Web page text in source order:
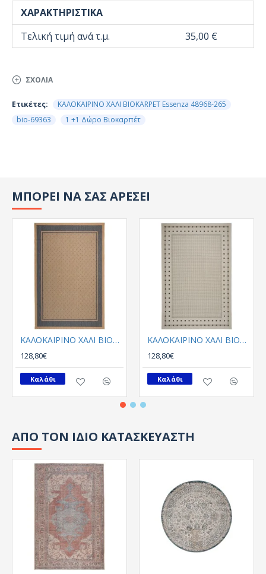
ΧΑΡΑΚΤΗΡΙΣΤΙΚΆ
Τελική τιμή ανά τ.μ.
35,00 €
ΣΧΌΛΙΑ
Ετικέτες:
ΚΑΛΟΚΑΙΡΙΝΟ ΧΑΛΙ BIOKARPET Essenza 48968-265
bio-69363
1 +1 Δώρο Βιοκαρπέτ
ΜΠΟΡΕΙ ΝΑ ΣΑΣ ΑΡΕΣΕΙ
ΚΑΛΟΚΑΙΡΙΝΟ ΧΑΛΙ BIOKARPET Essenza 0808-220
128,80€
Καλάθι
ΚΑΛΟΚΑΙΡΙΝΟ ΧΑΛΙ BIOKARPET Essenza 4840-60
128,80€
Καλάθι
ΑΠΟ ΤΟΝ ΙΔΙΟ ΚΑΤΑΣΚΕΥΑΣΤΗ